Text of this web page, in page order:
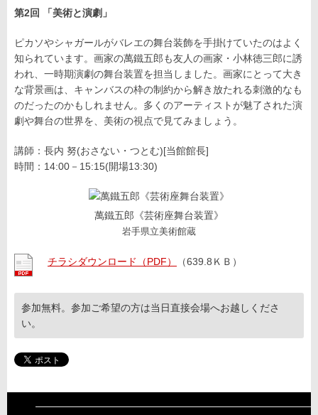
第2回 「美術と演劇」
ピカソやシャガールがバレエの舞台装飾を手掛けていたのはよく
知られています。画家の萬鐵五郎も友人の画家・小林徳三郎に誘
われ、一時期演劇の舞台装置を担当しました。画家にとって大き
な背景画は、キャンバスの枠の制約から解き放たれる刺激的なも
のだったのかもしれません。多くのアーティストが魅了された演
劇や舞台の世界を、美術の視点で見てみましょう。
講師：長内 努(おさない・つとむ)[当館館長]
時間：14:00－15:15(開場13:30)
萬鐵五郎《芸術座舞台装置》
岩手県立美術館蔵
チラシダウンロード（PDF） （639.8ＫＢ）
参加無料。参加ご希望の方は当日直接会場へお越しくださ
い。